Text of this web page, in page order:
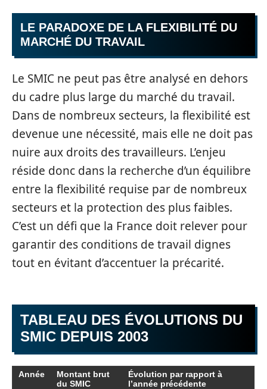
LE PARADOXE DE LA FLEXIBILITÉ DU
MARCHÉ DU TRAVAIL
Le SMIC ne peut pas être analysé en dehors
du cadre plus large du marché du travail.
Dans de nombreux secteurs, la flexibilité est
devenue une nécessité, mais elle ne doit pas
nuire aux droits des travailleurs. L’enjeu
réside donc dans la recherche d’un équilibre
entre la flexibilité requise par de nombreux
secteurs et la protection des plus faibles.
C’est un défi que la France doit relever pour
garantir des conditions de travail dignes
tout en évitant d’accentuer la précarité.
TABLEAU DES ÉVOLUTIONS DU
SMIC DEPUIS 2003
Année
Montant brut
du SMIC
Évolution par rapport à
l’année précédente